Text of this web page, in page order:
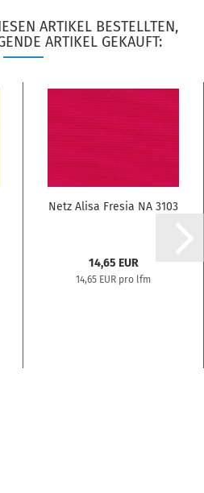
ARTIKEL BESTELLTEN,
ARTIKEL GEKAUFT:
Netz Alisa Fresia NA 3103
14,65 EUR
14,65 EUR pro lfm